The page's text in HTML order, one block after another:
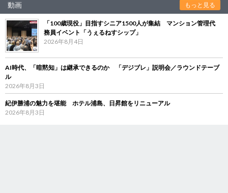
動画 もっと見る
「100歳現役」目指すシニア1500人が集結 マンション管理代
務員イベント「うぇるねすシップ」
2026年8月4日
AI時代、「暗黙知」は継承できるのか 「デジブレ」説明会／ラウンドテーブ
ル
2026年8月3日
紀伊勝浦の魅力を堪能 ホテル浦島、日昇館をリニューアル
2026年8月3日